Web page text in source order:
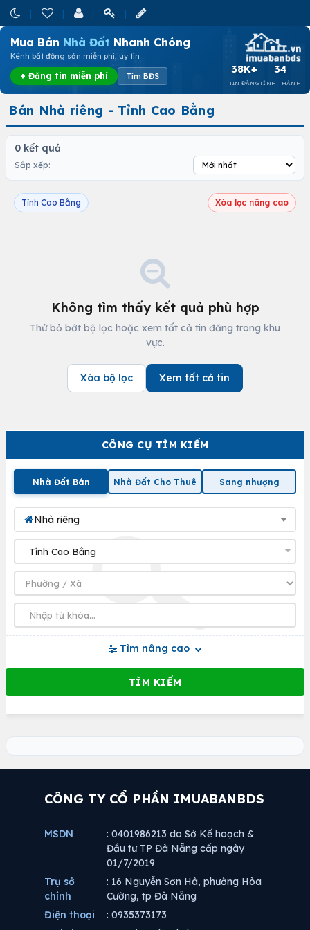
Mua Bán Nhà Đất Nhanh Chóng
Kênh bất động sản miễn phí, uy tín
+ Đăng tin miễn phí Tìm BĐS
38K+
TIN ĐĂNG
34
TỈNH THÀNH
CÔNG CỤ TÌM KIẾM
Nhà Đất Bán Nhà Đất Cho Thuê Sang nhượng
Nhà riêng
Tìm nâng cao
Bán Nhà riêng - Tỉnh Cao Bằng
0 kết quả
Sắp xếp:
Tỉnh Cao Bằng Xóa lọc nâng cao
Không tìm thấy kết quả phù hợp
Thử bỏ bớt bộ lọc hoặc xem tất cả tin đăng trong khu
vực.
Xóa bộ lọc Xem tất cả tin
CÔNG TY CỔ PHẦN IMUABANBDS
MSDN
: 0401986213 do Sở Kế hoạch &
Đầu tư TP Đà Nẵng cấp ngày
01/7/2019
Trụ sở
chính
: 16 Nguyễn Sơn Hà, phường Hòa
Cường, tp Đà Nẵng
Điện thoại
: 0935373173